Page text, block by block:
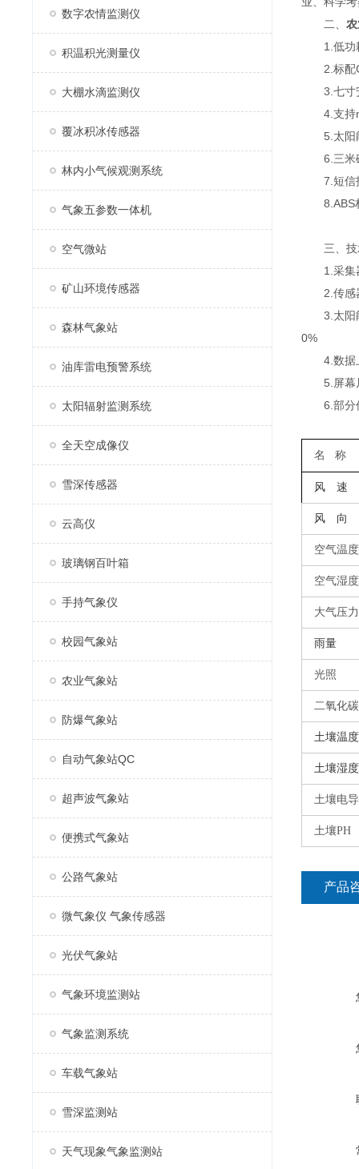
数字农情监测仪
积温积光测量仪
大棚水滴监测仪
覆冰积冰传感器
林内小气候观测系统
气象五参数一体机
空气微站
矿山环境传感器
森林气象站
油库雷电预警系统
太阳辐射监测系统
全天空成像仪
雪深传感器
云高仪
玻璃钢百叶箱
手持气象仪
校园气象站
农业气象站
防爆气象站
自动气象站QC
超声波气象站
便携式气象站
公路气象站
微气象仪 气象传感器
光伏气象站
气象环境监测站
气象监测系统
车载气象站
雪深监测站
天气现象气象监测站
二、
1.低功耗
2.标配
3.七寸安
4.支持
5.太阳能
6.三米碳
7.短信报
8.ABS材
三、技
1.采集器
2.传感器
3.太阳能
0%
4.数据上
5.屏幕尺
6.部分
名 称
风 速
风 向
空气温度
空气湿度
大气压力
雨量
光照
二氧化碳
土壤温度
土壤湿度
土壤电
土壤PH
产品